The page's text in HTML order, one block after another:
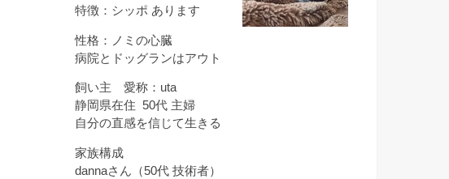
特徴：シッポ あります
性格：ノミの心臓
病院とドッグランはアウト
飼い主 愛称：uta
静岡県在住 50代 主婦
自分の直感を信じて生きる
家族構成
dannaさん（50代 技術者）